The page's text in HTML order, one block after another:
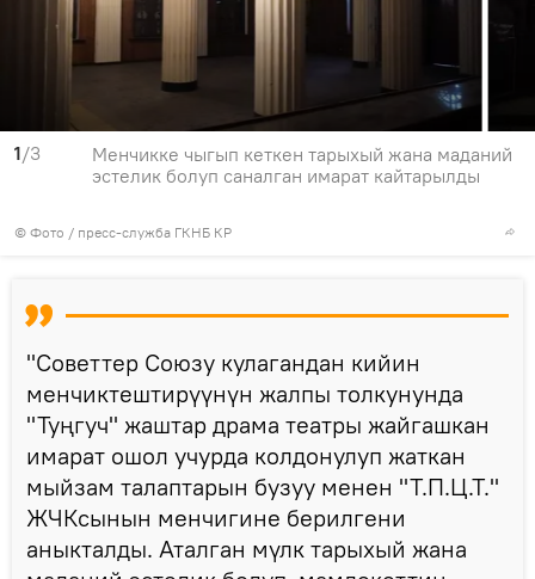
1/3
© Фото / пресс-служба ГКНБ КР
Менчикке чыгып кеткен тарыхый жана маданий
эстелик болуп саналган имарат кайтарылды
"Советтер Союзу кулагандан кийин
менчиктештирүүнүн жалпы толкунунда
"Туңгуч" жаштар драма театры жайгашкан
имарат ошол учурда колдонулуп жаткан
мыйзам талаптарын бузуу менен "Т.П.Ц.Т."
ЖЧКсынын менчигине берилгени
аныкталды. Аталган мүлк тарыхый жана